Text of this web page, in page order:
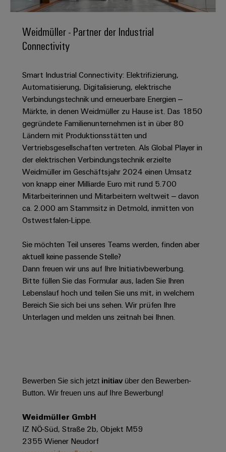
erlebbar
Datencenter
Lösungen
für
Rechenzentren
–
effizient,
zuverlässig,
skalierbar
Energiespeicher
Lösungen
und
Produkte
für
Energiespeichersysteme
(ESS)
Energieübertragung
-
verteilung
Stabilität
und
Sicherheit
für
Energienetze
spezifischen
Anforderungen
Gebäudeinfrastruktur
Gerätehersteller
Innovative
Anschlusstechnologie
DC-
Microgrids
u-
OS
Edge
Computing
Industrial
5G
Single
Pair
Ethernet
Schaltschrank-
und
Feldebene
Feldverdrahtung
Smart
Cabinet
Building
Weidmüller
Configurator
Workplace
Solutions
Leiterplattenklemmen
Gehäusesysteme
und
komponenten
Kabeleinführungssysteme
und
-
komponenten
Anschlussleitungen,
Patchkabel
und
Kabel
SPS
Systemverkabelung
Migrationslösungen
Serviceschnittstellen
Verteilerboxen
Halbleiterrelais
Trennverstärker
und
Messumformer
Stromversorgungen
Delivery
Service
Beratung
und
digitale
Planung
easyConnect
-
Ihre
Industrial
Service
Platform
Consulting
Digitales
Engineering
Weidmüller
Configurator
Akkreditiertes
Labor
Support
Vertrieb uns
Promotionfahrzeug
Distribution
Info
für
unsere
Partner
Vertrieb
Großhandelssuche
News
Newsletter
Anmeldung
Kundenservice
Unternehmen
Weidmüller
Zahlen
und
Unser
Vorstand
Nachhaltigkeit
Weidmüller
Academy
People
&
Culture
Compliance
Weidmüller
Welt
Orange
Mag
|
Kundenmagazin
und
Zertifikate
Presse
Karriere
Stellen
für
Berufserfahrene
Für
Studierende
Werkstudententätigkeiten
Praktika
Abschlussarbeiten
Neuanfang
für
Studienabbrecher
Offene
für
Studierende
Für
Schülerinnen
Duales
Studium
Schülerpraktika
Erfolgreiche
Weidmüller - Partner der Industrial
Connectivity
Smart Industrial Connectivity: Elektrifizierung,
Automatisierung, Digitalisierung, elektrische
Verbindungstechnik und erneuerbare Energien –
Märkte, in denen Weidmüller zu Hause ist. Das 1850
gegründete Familienunternehmen ist in über 80
Ländern mit Produktionsstätten und
Vertriebsgesellschaften vertreten. Als Global Player in
der elektrischen Verbindungstechnik erzielte
Weidmüller im Geschäftsjahr 2024 einen Umsatz
von knapp einer Milliarde Euro mit rund 5.700
Mitarbeiterinnen und Mitarbeitern weltweit – davon
ca. 2.000 am Stammsitz in Detmold, inmitten von
Ostwestfalen-Lippe.
Sie möchten Teil unseres Teams werden, finden aber
aktuell keine passende Stelle?
Dann freuen wir uns auf Ihre Initiativbewerbung.
Bitte füllen Sie das Formular aus, laden Sie Ihren
Lebenslauf hoch und teilen Sie uns mit, in welchem
Bereich Sie sich bei uns sehen. Wir prüfen Ihre
Unterlagen und melden uns zeitnah bei Ihnen.
Bewerben Sie sich jetzt initiav über den Bewerben-
Button. Wir freuen uns auf Ihre Bewerbung!
Weidmüller GmbH
IZ NÖ-Süd, Straße 2b, Objekt M59
2355 Wiener Neudorf